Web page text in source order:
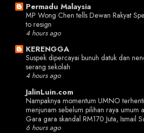
Permadu Malaysia
MP Wong Chen tells Dewan Rakyat
to resign
4 hours ago
KERENGGA
Suspek dipercayai bunuh datuk dan
serang sekolah
4 hours ago
JalinLuin.com
Nampaknya momentum UMNO
menjunam sebelum pilihan raya umum
Gara gara skandal RM170 Juta, Ismail
6 hours ago